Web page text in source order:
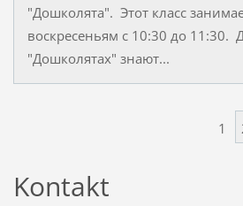
"Дошколята". Этот класс
воскресеньям с 10:30 до 11:30.
"Дошколятах" знают...
1
Kontakt